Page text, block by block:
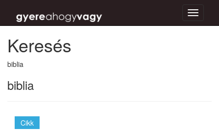
Toggle
Keresés
biblia
biblia
Cikk